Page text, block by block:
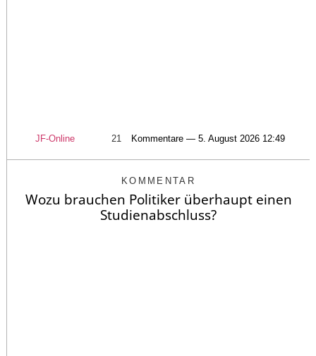
JF-Online 21 Kommentare — 5. August 2026 12:49
KOMMENTAR
Wozu brauchen Politiker überhaupt einen
Studienabschluss?